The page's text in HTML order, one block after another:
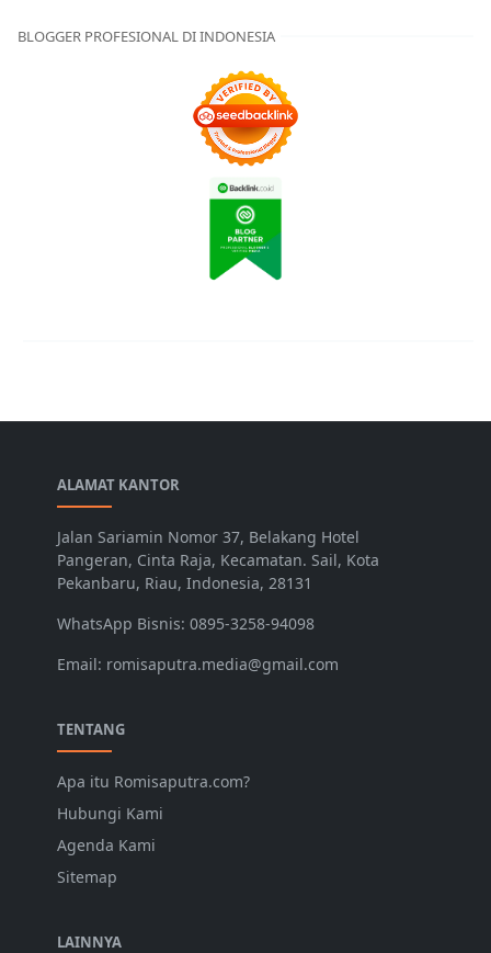
BLOGGER PROFESIONAL DI INDONESIA
ALAMAT KANTOR
Jalan Sariamin Nomor 37, Belakang Hotel
Pangeran, Cinta Raja, Kecamatan. Sail, Kota
Pekanbaru, Riau, Indonesia, 28131
WhatsApp Bisnis: 0895-3258-94098
Email: romisaputra.media@gmail.com
TENTANG
Apa itu Romisaputra.com?
Hubungi Kami
Agenda Kami
Sitemap
LAINNYA